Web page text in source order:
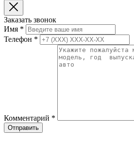
Заказать звонок
Имя *
Телефон *
Комментарий *
Отправить